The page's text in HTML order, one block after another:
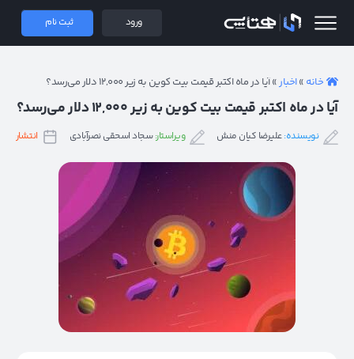
همتاپی ورود ثبت نام
خانه »اخبار»آیا در ماه اکتبر قیمت بیت کوین به زیر ۱۲,۰۰۰ دلار می‌رسد؟
آیا در ماه اکتبر قیمت بیت کوین به زیر ۱۲,۰۰۰ دلار می‌رسد؟
نویسنده:علیرضا کیان منش ویراستار: سجاد اسحقی نصرآبادی انتشار: